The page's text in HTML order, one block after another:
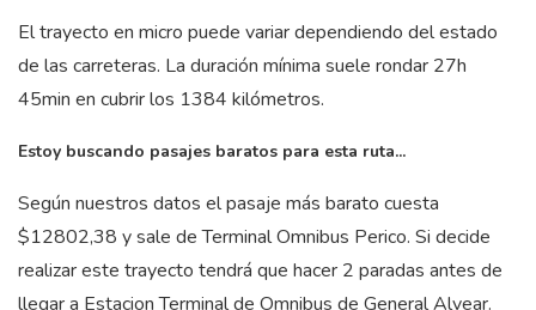
El trayecto en micro puede variar dependiendo del estado
de las carreteras. La duración mínima suele rondar 27h
45min en cubrir los 1384 kilómetros.
Estoy buscando pasajes baratos para esta ruta...
Según nuestros datos el pasaje más barato cuesta
$12802,38 y sale de Terminal Omnibus Perico. Si decide
realizar este trayecto tendrá que hacer 2 paradas antes de
llegar a Estacion Terminal de Omnibus de General Alvear.